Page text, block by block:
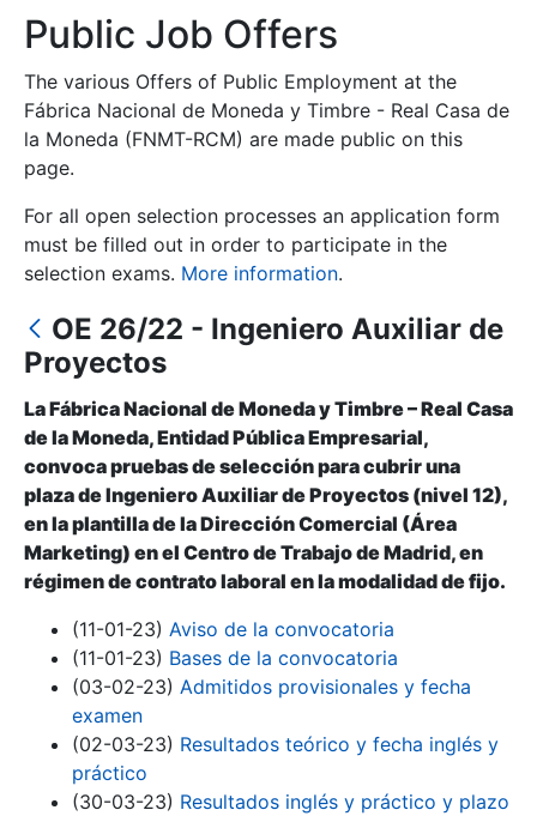
Show/Hide
Show/Hide
Show/Hide
Show/Hide
Show/Hide
Public Job Offers
The various Offers of Public Employment at the
Fábrica Nacional de Moneda y Timbre - Real Casa de
la Moneda (FNMT-RCM) are made public on this
page.
For all open selection processes an application form
must be filled out in order to participate in the
selection exams. More information.
OE 26/22 - Ingeniero Auxiliar de
Proyectos
La Fábrica Nacional de Moneda y Timbre – Real Casa
de la Moneda, Entidad Pública Empresarial,
convoca pruebas de selección para cubrir una
plaza de Ingeniero Auxiliar de Proyectos (nivel 12),
en la plantilla de la Dirección Comercial (Área
Marketing) en el Centro de Trabajo de Madrid, en
régimen de contrato laboral en la modalidad de fijo.
(11-01-23) Aviso de la convocatoria
(11-01-23) Bases de la convocatoria
(03-02-23) Admitidos provisionales y fecha
examen
(02-03-23) Resultados teórico y fecha inglés y
práctico
(30-03-23) Resultados inglés y práctico y plazo